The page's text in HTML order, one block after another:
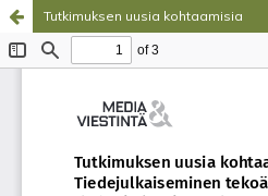
Tutkimuksen uusia kohtaamisia
Palvelua ylläpitää